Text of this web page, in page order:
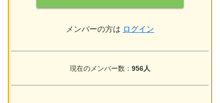
メンバーの方は ログイン
現在のメンバー数： 956人